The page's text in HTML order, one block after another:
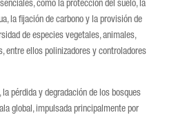
como la protección del suelo, la
la fijación de carbono y la provisión de
de especies vegetales, animales,
entre ellos polinizadores y controladores
pérdida y degradación de los bosques
global, impulsada principalmente por